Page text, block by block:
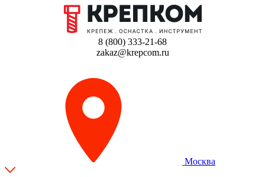
8 (800) 333-21-68
zakaz@krepcom.ru
Москва